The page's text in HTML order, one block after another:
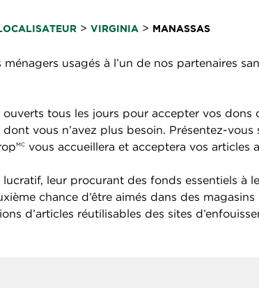
> VIRGINIA> MANASSAS
usagés à l’un de nos partenaires
tous les jours pour accepter vos dons
vous n’avez plus besoin. Présentez-
MCvous accueillera et acceptera vos articles
leur procurant des fonds essentiels à
chance d’être aimés dans des
d’articles réutilisables des sites